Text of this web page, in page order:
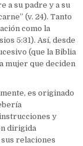
a su padre y a su
(v. 24). Tanto
como la
5:31). Así, desde
(que la Biblia
mujer que deciden
es originado
y
dirigida
relaciones